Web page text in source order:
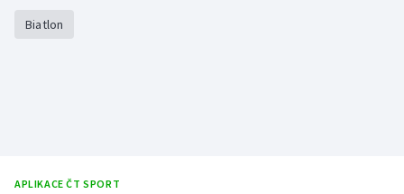
Biatlon
APLIKACE ČT SPORT